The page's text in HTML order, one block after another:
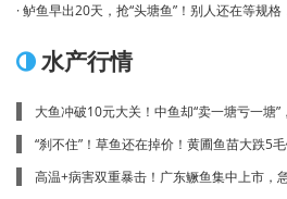
· 鲈鱼早出20天，抢“头塘鱼”！别人还在等规
水产行情
大鱼冲破10元大关！中鱼却“卖一塘亏一塘”
“刹不住”！草鱼还在掉价！黄圃鱼苗大跌5
高温+病害双重暴击！广东鳜鱼集中上市，